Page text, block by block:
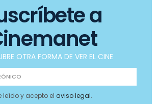
a
OTRA FORMA DE VER EL CINE
leído y acepto el aviso legal.